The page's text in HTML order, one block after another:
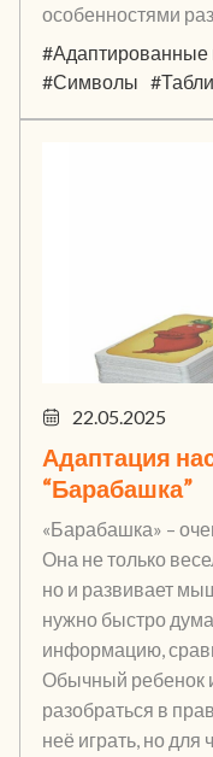
особенностями
#Адаптированные
#Символы
22.05.2025
Адаптация
“Барабашка”
«Барабашка» –
Она не только
но и развивает
нужно быстро
информацию,
Обычный ребенок
разобраться в
неё играть, но для